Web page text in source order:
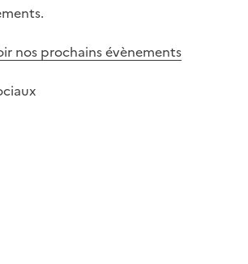
nos prochains évènements